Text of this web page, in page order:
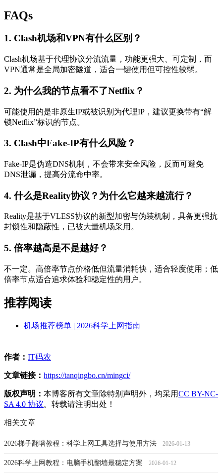
FAQs
1. Clash机场和VPN有什么区别？
Clash机场基于代理协议分流流量，功能更强大、可定制，而
VPN通常是全局加密隧道，适合一键使用但可控性较弱。
2. 为什么我的节点看不了Netflix？
可能使用的是非原生IP或被识别为代理IP，建议更换带有“解
锁Netflix”标识的节点。
3. Clash中Fake-IP有什么风险？
Fake-IP是伪造DNS机制，不会带来安全风险，反而可避免
DNS泄漏，提高分流命中率。
4. 什么是Reality协议？为什么它越来越流行？
Reality是基于VLESS协议的新型加密与伪装机制，具备更强抗
封锁性和隐蔽性，已被大量机场采用。
5. 倍率越高是不是越好？
不一定。高倍率节点价格低但流量消耗快，适合轻度使用；低
倍率节点适合追求体验和稳定性的用户。
推荐阅读
机场推荐榜单 | 2026科学上网指南
作者： IT码农
文章链接： https://tanqingbo.cn/mingci/
版权声明： 本博客所有文章除特别声明外，均采用CC BY-NC-
SA 4.0 协议。转载请注明出处！
相关文章
2026梯子翻墙教程：科学上网工具选择与使用方法 2026-01-13
2026科学上网教程：电脑手机翻墙最稳定方案 2026-01-12